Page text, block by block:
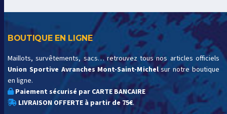
BOUTIQUE EN LIGNE
Maillots, survêtements, sacs… retrouvez tous nos articles officiels
Union Sportive Avranches Mont-Saint-Michelsur notre boutique
en ligne.
Paiement sécurisé par CARTE BANCAIRE
LIVRAISON OFFERTE à partir de 75€.